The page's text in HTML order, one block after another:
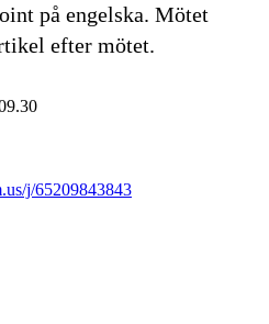
på engelska. Mötet
efter mötet.
j/65209843843